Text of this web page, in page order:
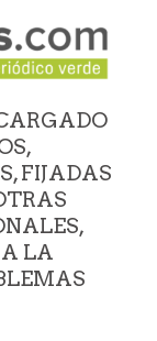
FIJADAS
A LA